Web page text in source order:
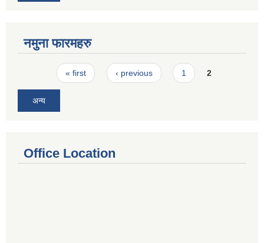
नमुना फारमहरु
Pages« first ‹ previous 1 2
अन्य
Office Location